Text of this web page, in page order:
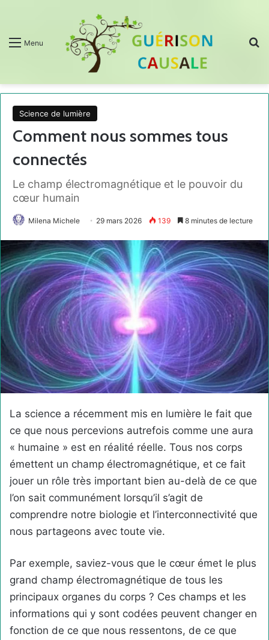
Menu
Science de lumière
Comment nous sommes tous
connectés
Le champ électromagnétique et le pouvoir du
cœur humain
Milena Michele 29 mars 2026 139 8 minutes de lecture
La science a récemment mis en lumière le fait que
ce que nous percevions autrefois comme une aura
« humaine » est en réalité réelle. Tous nos corps
émettent un champ électromagnétique, et ce fait
jouer un rôle très important bien au-delà de ce que
l’on sait communément lorsqu’il s’agit de
comprendre notre biologie et l’interconnectivité que
nous partageons avec toute vie.
Par exemple, saviez-vous que le cœur émet le plus
grand champ électromagnétique de tous les
principaux organes du corps ? Ces champs et les
informations qui y sont codées peuvent changer en
fonction de ce que nous ressentons, de ce que